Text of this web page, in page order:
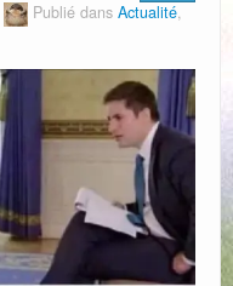
Publié dans Actualité,